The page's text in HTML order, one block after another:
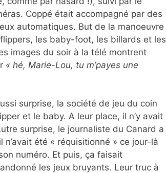
Coppé était accompagné par des
automatiques. But de la manoeuvre
les baby-foot, les billards et les
images du soir à la télé montrent
« hé, Marie-Lou, tu m’payes une
surprise, la société de jeu du coin
et le baby. A leur place, il n’y avait
surprise, le journaliste du Canard a
été « réquisitionné » ce jour-là
numéro. Et puis, ça faisait
les jeux bruyants. Leur truc à